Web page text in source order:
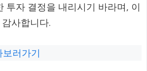
투자 결정을 내리시기 바라며, 이
사합니다.
러가기